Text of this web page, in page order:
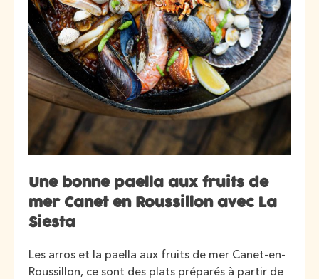
Une bonne paella aux fruits de
mer Canet en Roussillon avec La
Siesta
Les arros et la paella aux fruits de mer Canet-en-
Roussillon, ce sont des plats préparés à partir de